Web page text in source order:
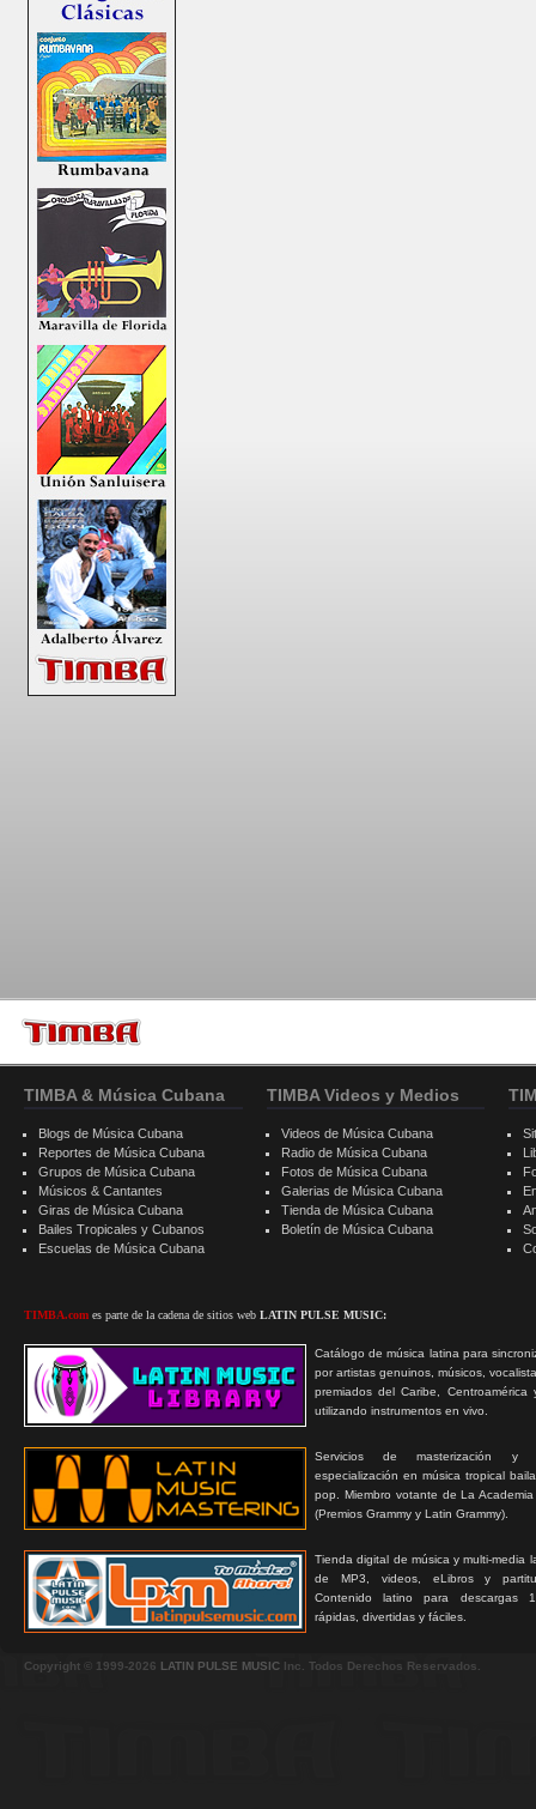
TIMBA & Música Cubana
Blogs de Música Cubana
Reportes de Música Cubana
Grupos de Música Cubana
Músicos & Cantantes
Giras de Música Cubana
Bailes Tropicales y Cubanos
Escuelas de Música Cubana
TIMBA.com es parte de la cadena de sitios web LATIN PULSE MUSIC:
Catálogo de música latina para
por artistas genuinos, músicos,
premiados del Caribe, Centroamérica
utilizando instrumentos en vivo.
Servicios de masterización y
especialización en música tropical
pop. Miembro votante de La
(Premios Grammy y Latin Grammy).
Tienda digital de música y multi-media
de MP3, videos, eLibros y
Contenido latino para descargas
rápidas, divertidas y fáciles.
TIMBA Videos y Medios
Videos de Música Cubana
Radio de Música Cubana
Fotos de Música Cubana
Galerias de Música Cubana
Tienda de Música Cubana
Boletín de Música Cubana
Copyright © 1999-2026 LATIN PULSE MUSIC Inc. Todos Derechos Reservados.